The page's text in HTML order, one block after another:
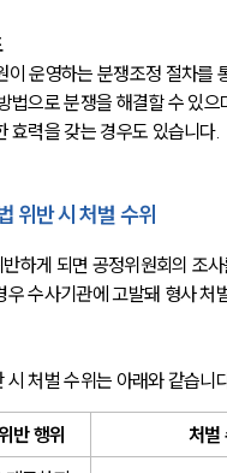
이 운영하는 분쟁조정 절차를
법으로 분쟁을 해결할 수 있으
효력을 갖는 경우도 있습니다.
위반 시 처벌 수위
하게 되면 공정위원회의 조
우 수사기관에 고발돼 형사 처
시 처벌 수위는 아래와 같습니
반 행위
처벌